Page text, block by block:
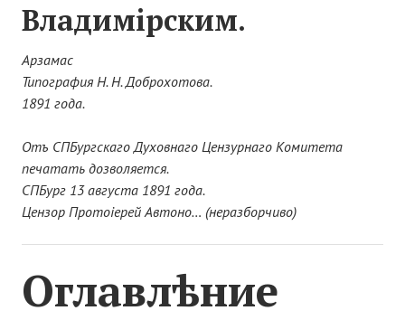
Владимірским.
Арзамас
Типография Н. Н. Доброхотова.
1891 года.
Отъ СПБургскаго Духовнаго Цензурнаго Комитета
печатать дозволяется.
СПБург 13 августа 1891 года.
Цензор Протоіерей Автоно… (неразборчиво)
Оглавлѣние